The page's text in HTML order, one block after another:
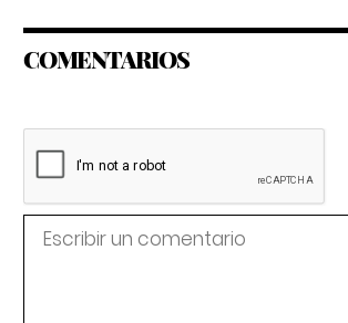
COMENTARIOS